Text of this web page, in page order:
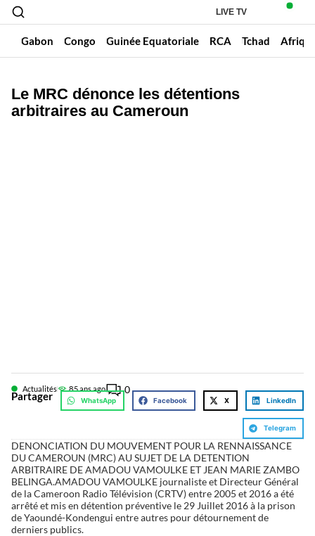
LIVE TV
Gabon Congo Guinée Equatoriale RCA Tchad
Le MRC dénonce les détentions
arbitraires au Cameroun
Actualités 85 ans ago 0
Partager WhatsApp Facebook X LinkedIn
Telegram
DENONCIATION DU MOUVEMENT POUR LA RENNAISSANCE
DU CAMEROUN (MRC) AU SUJET DE LA DETENTION
ARBITRAIRE DE AMADOU VAMOULKE ET JEAN MARIE ZAMBO
BELINGA.AMADOU VAMOULKE journaliste et Directeur Général
de la Cameroon Radio Télévision (CRTV) entre 2005 et 2016 a été
arrêté et mis en détention préventive le 29 Juillet 2016 à la prison
de Yaoundé-Kondengui entre autres pour détournement de
derniers publics.